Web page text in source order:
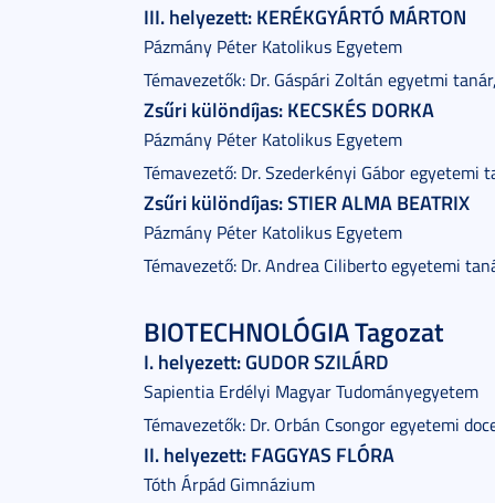
III. helyezett: KERÉKGYÁRTÓ MÁRTON
Pázmány Péter Katolikus Egyetem
Témavezetők: Dr. Gáspári Zoltán egyetmi
Zsűri különdíjas: KECSKÉS DORKA
Pázmány Péter Katolikus Egyetem
Témavezető: Dr. Szederkényi Gábor egyetemi
Zsűri különdíjas: STIER ALMA BEATRIX
Pázmány Péter Katolikus Egyetem
Témavezető: Dr. Andrea Ciliberto egyetemi
BIOTECHNOLÓGIA Tagozat
I. helyezett: GUDOR SZILÁRD
Sapientia Erdélyi Magyar Tudományegyetem
Témavezetők: Dr. Orbán Csongor egyetemi
II. helyezett: FAGGYAS FLÓRA
Tóth Árpád Gimnázium